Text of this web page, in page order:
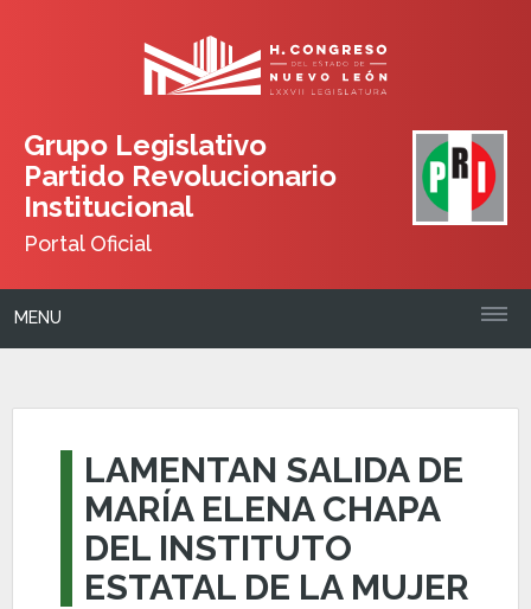
Grupo Legislativo
Partido Revolucionario
Institucional
Portal Oficial
MENU
LAMENTAN SALIDA DE
MARÍA ELENA CHAPA
DEL INSTITUTO
ESTATAL DE LA MUJER